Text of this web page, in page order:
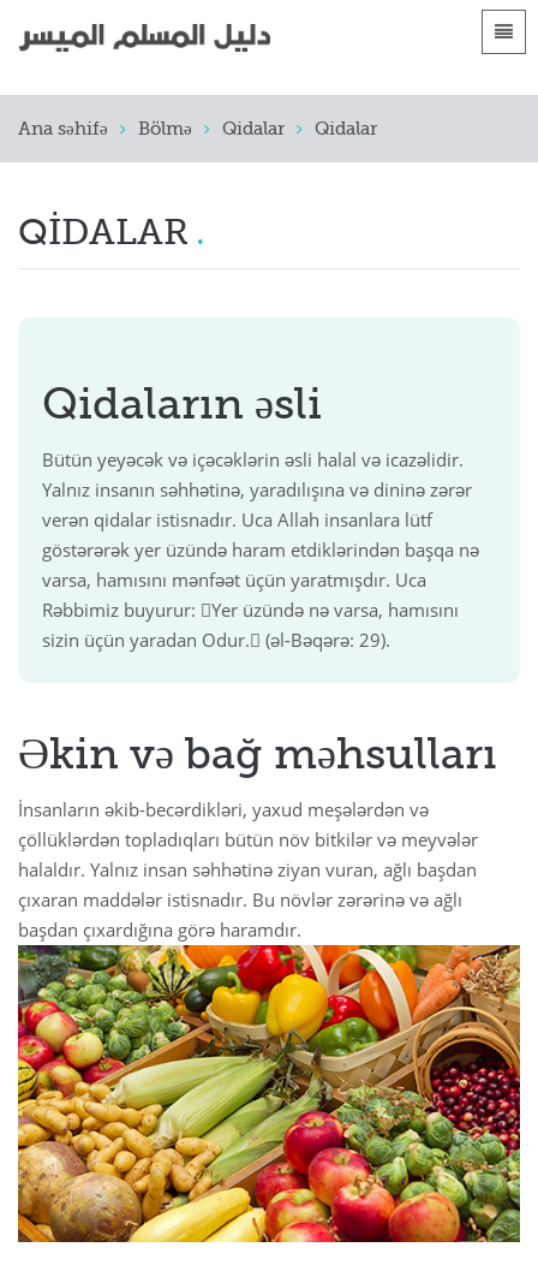
Giriş Shqip
azərbaycan
English
Hausa
Bahasa Indonesia
Қазақ
فارسی
Somali
Türkçe
اردو
o'zbek
Yorùbá
Ana səhifə Bölmə Qidalar Qidalar
QIDALAR
Qidaların əsli
Bütün yeyəcək və içəcəklərin əsli halal və icazəlidir.
Yalnız insanın səhhətinə, yaradılışına və dininə zərər
verən qidalar istisnadır. Uca Allah insanlara lütf
göstərərək yer üzündə haram etdiklərindən başqa nə
varsa, hamısını mənfəət üçün yaratmışdır. Uca
Rəbbimiz buyurur: Yer üzündə nə varsa, hamısını
sizin üçün yaradan Odur. (əl-Bəqərə: 29).
Əkin və bağ məhsulları
İnsanların əkib-becərdikləri, yaxud meşələrdən və
çöllüklərdən topladıqları bütün növ bitkilər və meyvələr
halaldır. Yalnız insan səhhətinə ziyan vuran, ağlı başdan
çıxaran maddələr istisnadır. Bu növlər zərərinə və ağlı
başdan çıxardığına görə haramdır.